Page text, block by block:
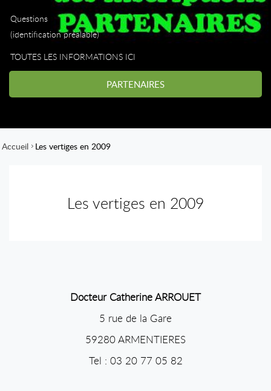
Questions
(identification préalable)
TOUTES LES INFORMATIONS ICI
PARTENAIRES
Accueil Les vertiges en 2009
Les vertiges en 2009
Docteur Catherine ARROUET
5 rue de la Gare
59280 ARMENTIERES
Tel : 03 20 77 05 82